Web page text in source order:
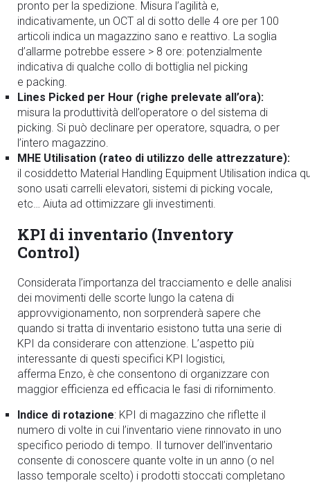
pronto per la spedizione. Misura l’agilità e,
indicativamente, un OCT al di sotto delle 4 ore per 100
articoli indica un magazzino sano e reattivo. La soglia
d’allarme potrebbe essere > 8 ore: potenzialmente
indicativa di qualche collo di bottiglia nel picking
e packing.
Lines Picked per Hour (righe prelevate all’ora):
misura la produttività dell’operatore o del sistema di
picking. Si può declinare per operatore, squadra, o per
l’intero magazzino.
MHE Utilisation (rateo di utilizzo delle attrezzature):
il cosiddetto Material Handling Equipment Utilisation indica
sono usati carrelli elevatori, sistemi di picking vocale,
etc… Aiuta ad ottimizzare gli investimenti.
KPI di inventario (Inventory
Control)
Considerata l’importanza del tracciamento e delle analisi
dei movimenti delle scorte lungo la catena di
approvvigionamento, non sorprenderà sapere che
quando si tratta di inventario esistono tutta una serie di
KPI da considerare con attenzione. L’aspetto più
interessante di questi specifici KPI logistici,
afferma Enzo, è che consentono di organizzare con
maggior efficienza ed efficacia le fasi di rifornimento.
Indice di rotazione: KPI di magazzino che riflette il
numero di volte in cui l’inventario viene rinnovato in uno
specifico periodo di tempo. Il turnover dell’inventario
consente di conoscere quante volte in un anno (o nel
lasso temporale scelto) i prodotti stoccati completano